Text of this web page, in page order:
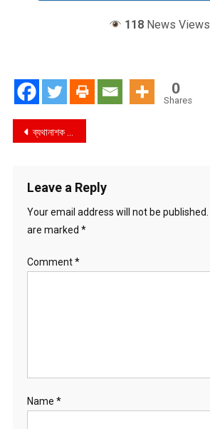
118 News Views
0
Shares
Post
ব্যথানাশক ট্যাবলেট বিকল্প মাদক
Leave a Reply
Your email address will not be published.
are marked *
Comment*
Name *